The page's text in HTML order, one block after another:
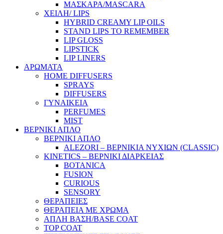
ΜΑΣΚΑΡΑ/MASCARA
ΧΕΙΛΗ/ LIPS
HYBRID CREAMY LIP OILS
STAND LIPS TO REMEMBER
LIP GLOSS
LIPSTICK
LIP LINERS
ΑΡΩΜΑΤΑ
HOME DIFFUSERS
SPRAYS
DIFFUSERS
ΓΥΝΑΙΚΕΙΑ
PERFUMES
MIST
ΒΕΡΝΙΚΙ ΑΠΛΟ
ΒΕΡΝΙΚΙ ΑΠΛΟ
ALEZORI – ΒΕΡΝΙΚΙΑ ΝΥΧΙΩΝ (CLASSIC)
KINETICS – ΒΕΡΝΙΚΙ ΔΙΑΡΚΕΙΑΣ
BOTANICA
FUSION
CURIOUS
SENSORY
ΘΕΡΑΠΕΙΕΣ
ΘΕΡΑΠΕΙΑ ΜΕ ΧΡΩΜΑ
ΑΠΛΗ ΒΑΣΗ/BASE COAT
TOP COAT